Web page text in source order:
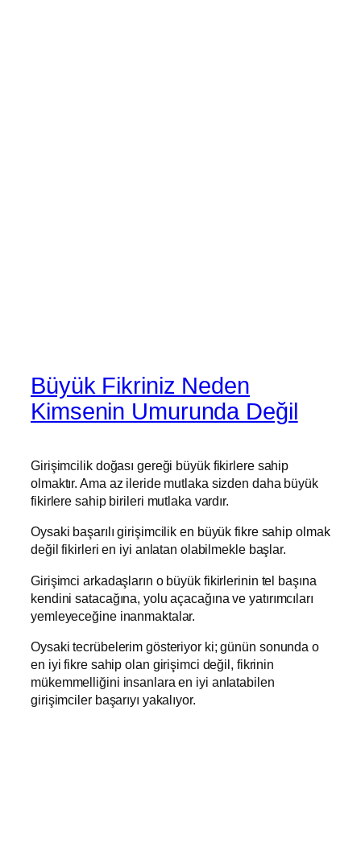
Büyük Fikriniz Neden
Kimsenin Umurunda Değil
Girişimcilik doğası gereği büyük fikirlere sahip
olmaktır. Ama az ileride mutlaka sizden daha büyük
fikirlere sahip birileri mutlaka vardır.
Oysaki başarılı girişimcilik en büyük fikre sahip olmak
değil fikirleri en iyi anlatan olabilmekle başlar.
Girişimci arkadaşların o büyük fikirlerinin tel başına
kendini satacağına, yolu açacağına ve yatırımcıları
yemleyeceğine inanmaktalar.
Oysaki tecrübelerim gösteriyor ki; günün sonunda o
en iyi fikre sahip olan girişimci değil, fikrinin
mükemmelliğini insanlara en iyi anlatabilen
girişimciler başarıyı yakalıyor.